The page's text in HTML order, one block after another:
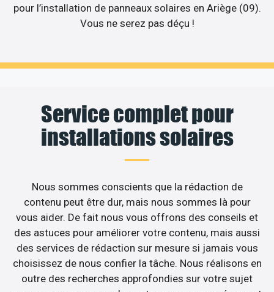
pour l’installation de panneaux solaires en Ariège (09).
Vous ne serez pas déçu !
Service complet pour
installations solaires
Nous sommes conscients que la rédaction de
contenu peut être dur, mais nous sommes là pour
vous aider. De fait nous vous offrons des conseils et
des astuces pour améliorer votre contenu, mais aussi
des services de rédaction sur mesure si jamais vous
choisissez de nous confier la tâche. Nous réalisons en
outre des recherches approfondies sur votre sujet